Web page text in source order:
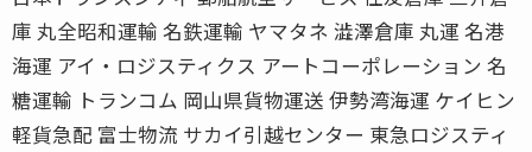
庫 丸全昭和運輸 名鉄運輸 ヤマタネ 澁澤倉庫 丸運 名港
海運 アイ・ロジスティクス アートコーポレーション 名
糖運輸 トランコム 岡山県貨物運送 伊勢湾海運 ケイヒン
軽貨急配 富士物流 サカイ引越センター 東急ロジスティ